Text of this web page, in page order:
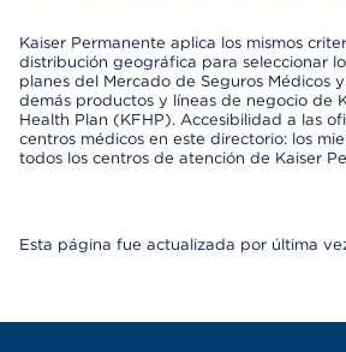
Kaiser Permanente aplica los mismos
distribución geográfica para seleccionar
planes del Mercado de Seguros Médicos
demás productos y líneas de negocio de
Health Plan (KFHP). Accesibilidad a las
centros médicos en este directorio: los
todos los centros de atención de Kaiser
Esta página fue actualizada por última